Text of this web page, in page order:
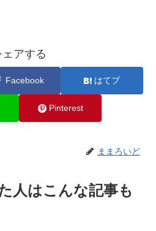
ェアする
Facebook はてブ
Pinterest
ままろいど
人はこんな記事も